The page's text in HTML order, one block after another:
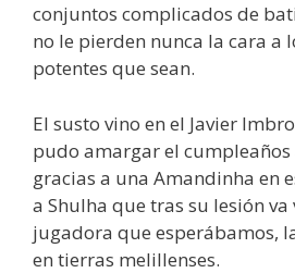
conjuntos complicados de
no le pierden nunca la cara a
potentes que sean.
El susto vino en el Javier
pudo amargar el
gracias a una Amandinha en
a Shulha que tras su lesión va
jugadora que esperábamos,
en tierras melillenses.